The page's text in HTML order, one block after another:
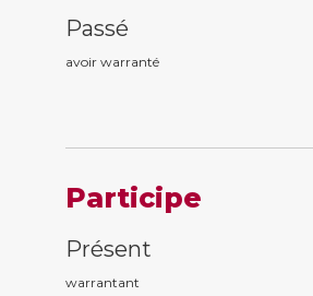
Passé
avoir warranté
Participe
Présent
warrantant